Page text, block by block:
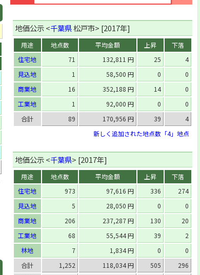
[住] 下矢切字南台183番4
[住] 上本郷字前田2800番
[住] 幸谷336番3
[住] 常盤平双葉町8番9
[住] 西馬橋1丁目30番7
[住] 東松戸1丁目20番11
[商] 南花島3丁目40番5
[住] 二十世紀が丘丸山町24番
松戸字米山2265番11
[住] 小金きよしケ丘3丁目16番1外
[住] 小山字町田121番2
[住] 松戸新田字庚申前435番56
[住] 中和倉字荒井堤西153番5外
[住] 牧の原2丁目107番1
[住] 栄町7丁目544番3
[住]
松戸新田字東中町490番83
[住]
西馬橋3丁目44番13
[住]
千駄堀字前新田1778番外
地価公示 <千葉県松戸市> [2017年]
用途 地点数 平均金額 上昇
下落
住宅地
71 132,811 円 25
4
見込地
1 58,500 円 0
0
商業地
16 352,188 円 14
0
工業地
1 92,000 円 0
0
合計
89 170,956 円 39
4
新しく追加された地点数「4」地点
地価公示 <千葉県> [2017年]
用途 地点数 平均金額 上昇
下落
住宅地
973 97,616 円 336
274
見込地
5 28,050 円 0
0
商業地
206 237,287 円 130
20
工業地
68 55,544 円 39
2
林地
7 1,834 円 0
0
合計
1,252 118,034 円 505
296